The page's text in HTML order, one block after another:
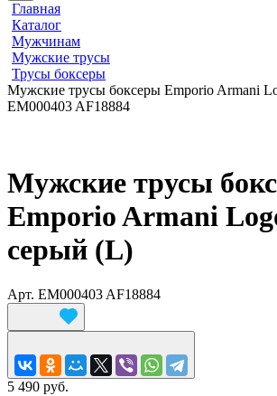
Главная
Каталог
Мужчинам
Мужские трусы
Трусы боксеры
Мужские трусы боксеры Emporio Armani
EM000403 AF18884
Мужские трусы
Emporio Armani
серый (L)
Арт. EM000403 AF18884
5 490 руб.